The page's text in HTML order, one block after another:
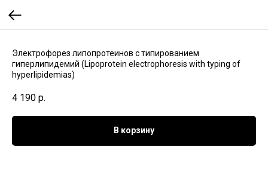
Электрофорез липопротеинов с типированием
гиперлипидемий (Lipoprotein electrophoresis with typing of
hyperlipidemias)
4 190 р.
В корзину